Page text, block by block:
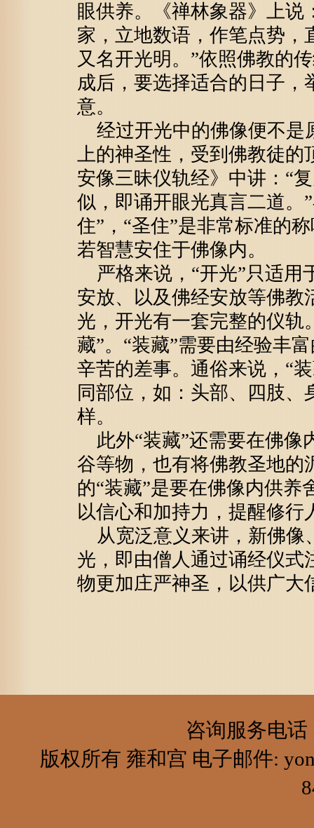
眼供养。《禅林象器》上说
家，立地数语，作笔点势，
又名开光明。”依照佛教的
成后，要选择适合的日子
意。
经过开光中的佛像便不是
上的神圣性，受到佛教徒的
安像三昧仪轨经》中讲：“
似，即诵开眼光真言二道。
住”，“圣住”是非常标准的
若智慧安住于佛像内。
严格来说，“开光”只适用
安放、以及佛经安放等佛教
光，开光有一套完整的仪轨
藏”。“装藏”需要由经验丰
辛苦的差事。通俗来说，“
同部位，如：头部、四肢
样。
此外“装藏”还需要在佛像
谷等物，也有将佛教圣地的
的“装藏”是要在佛像内供
以信心和加持力，提醒修行
从宽泛意义来讲，新佛像
光，即由僧人通过诵经仪式
物更加庄严神圣，以供广大
咨询服务电话
版权所有 雍和宫 电子邮件: